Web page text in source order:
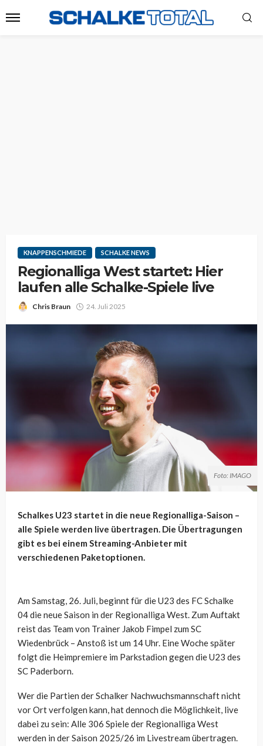
KNAPPENSCHMIEDE SCHALKE NEWS
Regionalliga West startet: Hier
laufen alle Schalke-Spiele live
Chris Braun 24. Juli 2025
Foto: IMAGO
Schalkes U23 startet in die neue Regionalliga-Saison –
alle Spiele werden live übertragen. Die Übertragungen
gibt es bei einem Streaming-Anbieter mit
verschiedenen Paketoptionen.
Am Samstag, 26. Juli, beginnt für die U23 des FC Schalke
04 die neue Saison in der Regionalliga West. Zum Auftakt
reist das Team von Trainer Jakob Fimpel zum SC
Wiedenbrück – Anstoß ist um 14 Uhr. Eine Woche später
folgt die Heimpremiere im Parkstadion gegen die U23 des
SC Paderborn.
Wer die Partien der Schalker Nachwuchsmannschaft nicht
vor Ort verfolgen kann, hat dennoch die Möglichkeit, live
dabei zu sein: Alle 306 Spiele der Regionalliga West
werden in der Saison 2025/26 im Livestream übertragen.